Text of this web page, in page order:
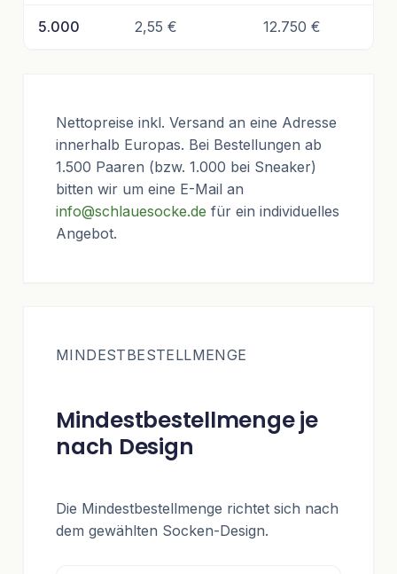
5.000 2,55 € 12.750 €
Nettopreise inkl. Versand an eine Adresse
innerhalb Europas. Bei Bestellungen ab
1.500 Paaren (bzw. 1.000 bei Sneaker)
bitten wir um eine E-Mail an
info@schlauesocke.de für ein individuelles
Angebot.
MINDESTBESTELLMENGE
Mindestbestellmenge je
nach Design
Die Mindestbestellmenge richtet sich nach
dem gewählten Socken-Design.